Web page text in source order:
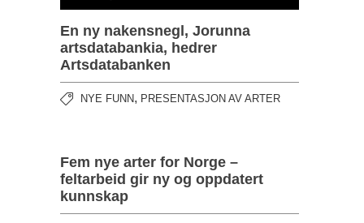
En ny nakensnegl, Jorunna
artsdatabankia, hedrer
Artsdatabanken
NYE FUNN, PRESENTASJON AV ARTER
Fem nye arter for Norge –
feltarbeid gir ny og oppdatert
kunnskap